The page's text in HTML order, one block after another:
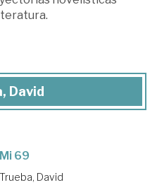
David
Mi 69
Trueba, David